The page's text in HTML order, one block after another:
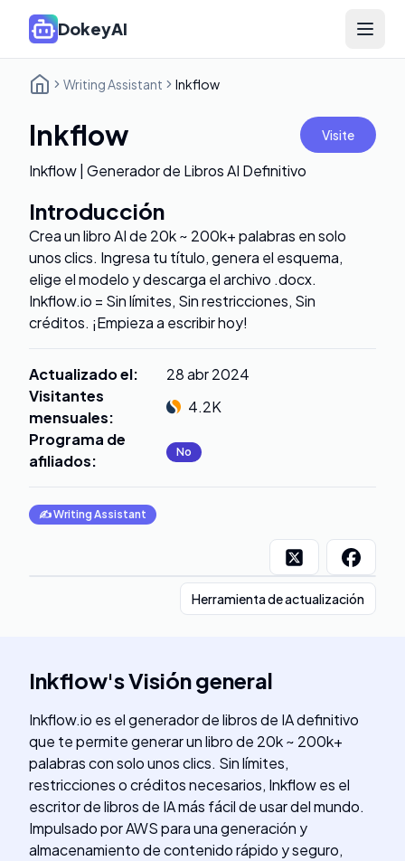
DokeyAI Open
Writing Assistant Inkflow
Inkflow Visite
Inkflow | Generador de Libros AI Definitivo
Introducción
Crea un libro AI de 20k ~ 200k+ palabras en solo
unos clics. Ingresa tu título, genera el esquema,
elige el modelo y descarga el archivo .docx.
Inkflow.io = Sin límites, Sin restricciones, Sin
créditos. ¡Empieza a escribir hoy!
Actualizado el:
28 abr 2024
Visitantes
mensuales:
4.2K
Programa de
afiliados: No
✍️Writing Assistant
Herramienta de actualización
Inkflow'sVisión general
Inkflow.io es el generador de libros de IA definitivo
que te permite generar un libro de 20k ~ 200k+
palabras con solo unos clics. Sin límites,
restricciones o créditos necesarios, Inkflow es el
escritor de libros de IA más fácil de usar del mundo.
Impulsado por AWS para una generación y
almacenamiento de contenido rápido y seguro,